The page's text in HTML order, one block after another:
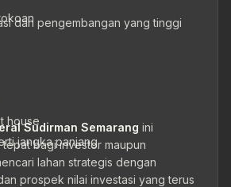
dan pengembangan yang tinggi
house
jangka panjang
Sudirman Semarang ini
bagi investor maupun
lahan strategis dengan
prospek nilai investasi yang terus